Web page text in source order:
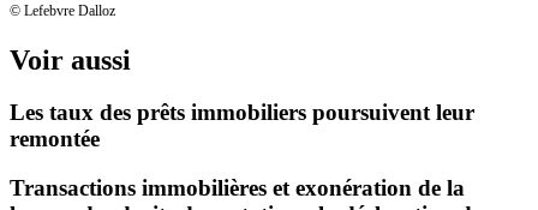
© Lefebvre Dalloz
Voir aussi
Les taux des prêts immobiliers poursuivent leur
remontée
Transactions immobilières et exonération de la